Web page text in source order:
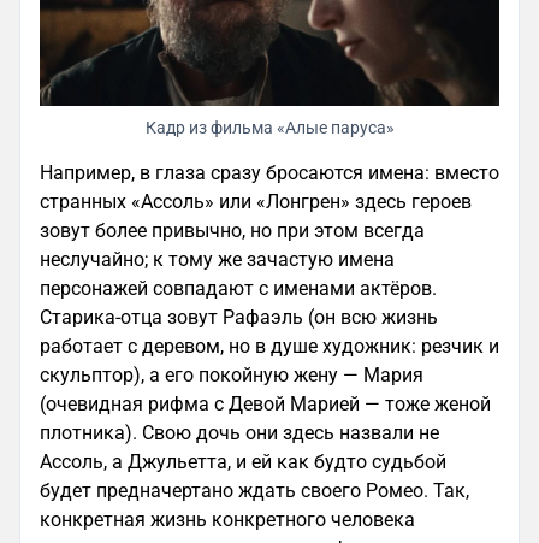
Кадр из фильма «Алые паруса»
Например, в глаза сразу бросаются имена: вместо
странных «Ассоль» или «Лонгрен» здесь героев
зовут более привычно, но при этом всегда
неслучайно; к тому же зачастую имена
персонажей совпадают с именами актёров.
Старика-отца зовут Рафаэль (он всю жизнь
работает с деревом, но в душе художник: резчик и
скульптор), а его покойную жену — Мария
(очевидная рифма с Девой Марией — тоже женой
плотника). Свою дочь они здесь назвали не
Ассоль, а Джульетта, и ей как будто судьбой
будет предначертано ждать своего Ромео. Так,
конкретная жизнь конкретного человека